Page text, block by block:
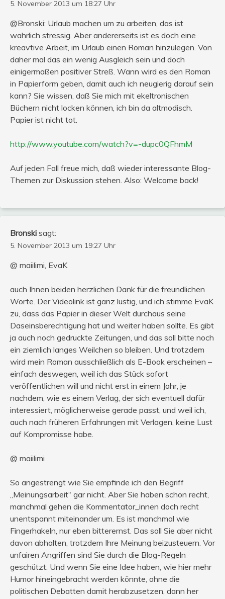
5. November 2013 um 18:27 Uhr
@Bronski: Urlaub machen um zu arbeiten, das ist
wahrlich stressig. Aber andererseits ist es doch eine
kreavtive Arbeit, im Urlaub einen Roman hinzulegen. Von
daher mal das ein wenig Ausgleich sein und doch
einigermaßen positiver Streß. Wann wird es den Roman
in Papierform geben, damit auch ich neugierig darauf sein
kann? Sie wissen, daß Sie mich mit ekeltronischen
Büchern nicht locken können, ich bin da altmodisch.
Papier ist nicht tot.
http://www.youtube.com/watch?v=-dupc0QFhmM
Auf jeden Fall freue mich, daß wieder interessante Blog-
Themen zur Diskussion stehen. Also: Welcome back!
Bronski sagt:
5. November 2013 um 19:27 Uhr
@ maiilimi, EvaK
auch Ihnen beiden herzlichen Dank für die freundlichen
Worte. Der Videolink ist ganz lustig, und ich stimme EvaK
zu, dass das Papier in dieser Welt durchaus seine
Daseinsberechtigung hat und weiter haben sollte. Es gibt
ja auch noch gedruckte Zeitungen, und das soll bitte noch
ein ziemlich langes Weilchen so bleiben. Und trotzdem
wird mein Roman ausschließlich als E-Book erscheinen –
einfach deswegen, weil ich das Stück sofort
veröffentlichen will und nicht erst in einem Jahr, je
nachdem, wie es einem Verlag, der sich eventuell dafür
interessiert, möglicherweise gerade passt, und weil ich,
auch nach früheren Erfahrungen mit Verlagen, keine Lust
auf Kompromisse habe.
@ maiilimi
So angestrengt wie Sie empfinde ich den Begriff
„Meinungsarbeit“ gar nicht. Aber Sie haben schon recht,
manchmal gehen die Kommentator_innen doch recht
unentspannt miteinander um. Es ist manchmal wie
Fingerhakeln, nur eben bitterernst. Das soll Sie aber nicht
davon abhalten, trotzdem Ihre Meinung beizusteuern. Vor
unfairen Angriffen sind Sie durch die Blog-Regeln
geschützt. Und wenn Sie eine Idee haben, wie hier mehr
Humor hineingebracht werden könnte, ohne die
politischen Debatten damit herabzusetzen, dann her